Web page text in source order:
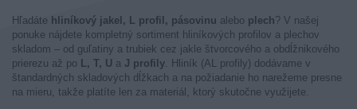
Hľadáte hliníkový jakel, L profil, pásovinu alebo plech? V našej
ponuke nájdete kompletný sortiment hliníkových profilov a plechov
skladom – od guľatiny a trubiek cez jakle štvorcového a obdĺžnikového
prierezu až po L, T, U a J profily. Hliník (AL profily) dodávame v
štandardných skladových dĺžkach a na požiadanie ho narežeme presne
na mieru, takže platíte len za materiál, ktorý skutočne využijete.